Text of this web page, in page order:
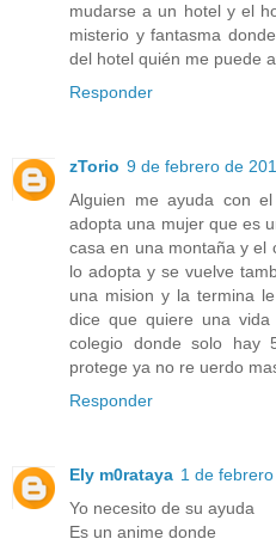
mudarse a un hotel y el
misterio y fantasma
del hotel quién me puede
Responder
zTorio 9 de febrero de
Alguien me ayuda con
adopta una mujer que es
casa en una montaña y el
lo adopta y se vuelve
una mision y la termina
dice que quiere una
colegio donde solo hay
protege ya no re uerdo
Responder
Ely m0rataya 1 de
Yo necesito de su ayuda
Es un anime donde